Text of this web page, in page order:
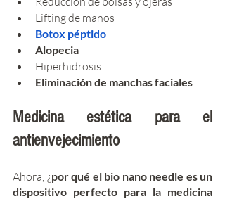
Lifting de manos
Botox péptido
Alopecia
Hiperhidrosis
Eliminación de manchas faciales
Medicina estética para el
antienvejecimiento
Ahora, ¿por qué el bio nano needle es un
dispositivo perfecto para la medicina